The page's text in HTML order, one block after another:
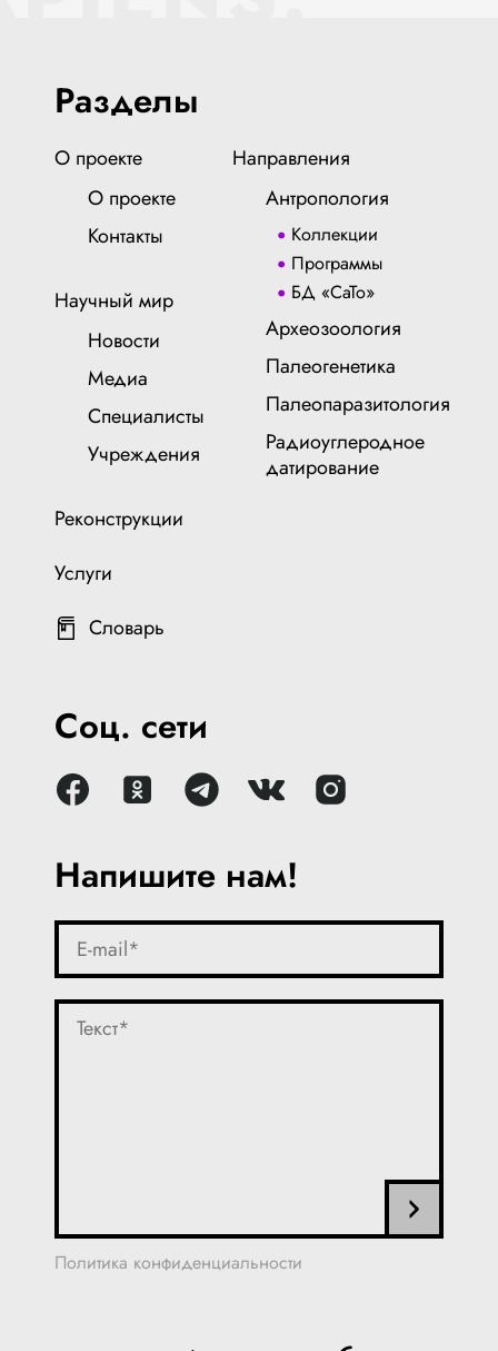
Напишите нам!
Политика конфиденциальности
Разделы
О проекте
О проекте
Контакты
Научный мир
Новости
Медиа
Специалисты
Учреждения
Реконструкции
Услуги
Словарь
Направления
Антропология
Коллекции
Программы
БД «СаТо»
Археозоология
Палеогенетика
Палеопаразитология
Радиоуглеродное
датирование
Соц. сети